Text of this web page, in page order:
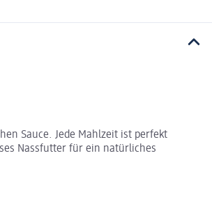
Sauce. Jede Mahlzeit ist perfekt
Nassfutter für ein natürliches